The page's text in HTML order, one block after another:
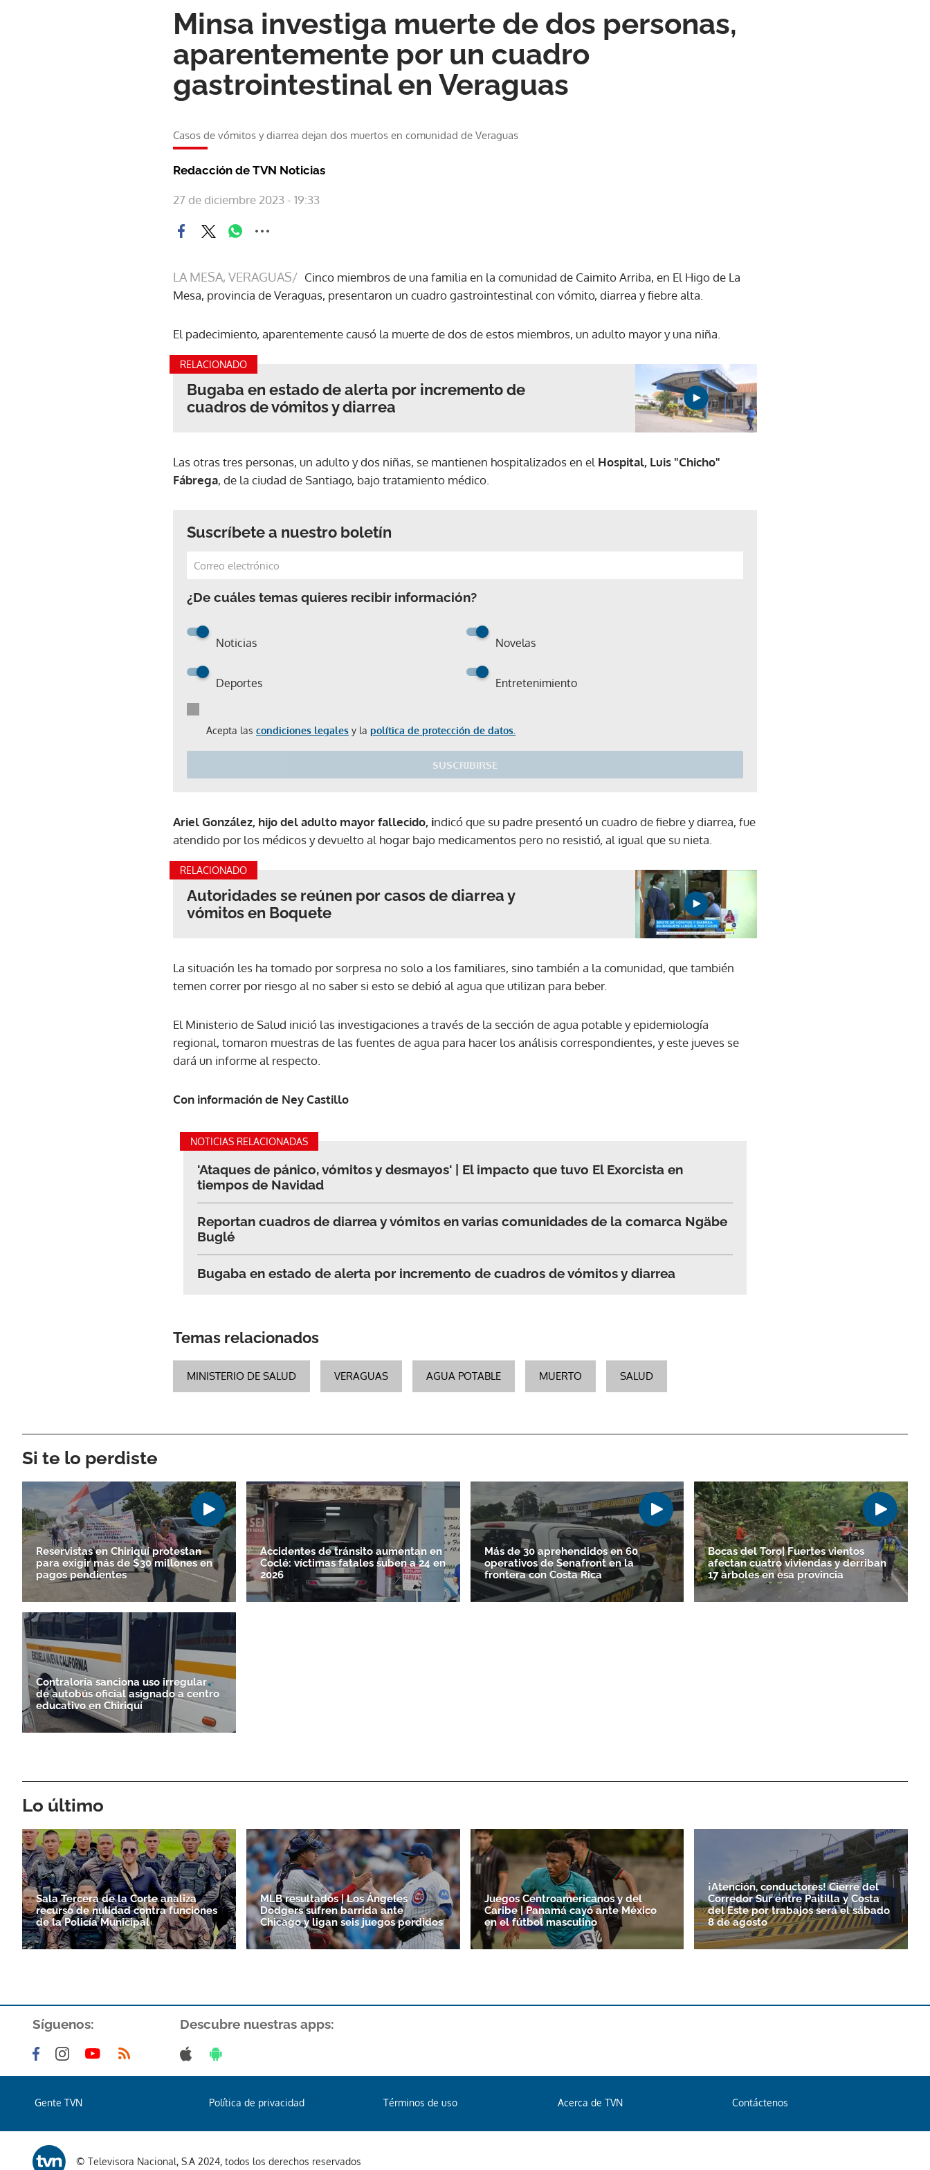
Minsa investiga muerte de dos personas,
aparentemente por un cuadro
gastrointestinal en Veraguas
Casos de vómitos y diarrea dejan dos muertos en comunidad de Veraguas
Redacción de TVN Noticias
27 de diciembre 2023 - 19:33
LA MESA, VERAGUAS/ Cinco miembros de una familia en la comunidad de Caimito Arriba, en El Higo de La
Mesa, provincia de Veraguas, presentaron un cuadro gastrointestinal con vómito, diarrea y fiebre alta.
El padecimiento, aparentemente causó la muerte de dos de estos miembros, un adulto mayor y una niña.
RELACIONADO
Bugaba en estado de alerta por incremento de
cuadros de vómitos y diarrea
Las otras tres personas, un adulto y dos niñas, se mantienen hospitalizados en el Hospital, Luis "Chicho"
Fábrega, de la ciudad de Santiago, bajo tratamiento médico.
Suscríbete a nuestro boletín
¿De cuáles temas quieres recibir información?
Noticias Novelas
Deportes Entretenimiento
Acepta las condiciones legales y la política de protección de datos.
SUSCRIBIRSE
ACEPTAR
Ariel González, hijo del adulto mayor fallecido, indicó que su padre presentó un cuadro de fiebre y diarrea, fue
atendido por los médicos y devuelto al hogar bajo medicamentos pero no resistió, al igual que su nieta.
RELACIONADO
Autoridades se reúnen por casos de diarrea y
vómitos en Boquete
La situación les ha tomado por sorpresa no solo a los familiares, sino también a la comunidad, que también
temen correr por riesgo al no saber si esto se debió al agua que utilizan para beber.
El Ministerio de Salud inició las investigaciones a través de la sección de agua potable y epidemiología
regional, tomaron muestras de las fuentes de agua para hacer los análisis correspondientes, y este jueves se
dará un informe al respecto.
Con información de Ney Castillo
NOTICIAS RELACIONADAS
'Ataques de pánico, vómitos y desmayos' | El impacto que tuvo El Exorcista en
tiempos de Navidad
Reportan cuadros de diarrea y vómitos en varias comunidades de la comarca Ngäbe
Buglé
Bugaba en estado de alerta por incremento de cuadros de vómitos y diarrea
Temas relacionados
MINISTERIO DE SALUD VERAGUAS AGUA POTABLE MUERTO SALUD
Si te lo perdiste
Reservistas en Chiriquí protestan
para exigir más de $30 millones en
pagos pendientes
Accidentes de tránsito aumentan en
Coclé: víctimas fatales suben a 24 en
2026
Más de 30 aprehendidos en 60
operativos de Senafront en la
frontera con Costa Rica
Bocas del Toro| Fuertes vientos
afectan cuatro viviendas y derriban
17 árboles en esa provincia
Contraloría sanciona uso irregular
de autobús oficial asignado a centro
educativo en Chiriquí
Lo último
Sala Tercera de la Corte analiza
recurso de nulidad contra funciones
de la Policía Municipal
MLB resultados | Los Ángeles
Dodgers sufren barrida ante
Chicago y ligan seis juegos perdidos
Juegos Centroamericanos y del
Caribe | Panamá cayó ante México
en el fútbol masculino
¡Atención, conductores! Cierre del
Corredor Sur entre Paitilla y Costa
del Este por trabajos será el sábado
8 de agosto
Síguenos: Descubre nuestras apps:
Gente TVN Política de privacidad Términos de uso Acerca de TVN Contáctenos
© Televisora Nacional, S.A 2024, todos los derechos reservados